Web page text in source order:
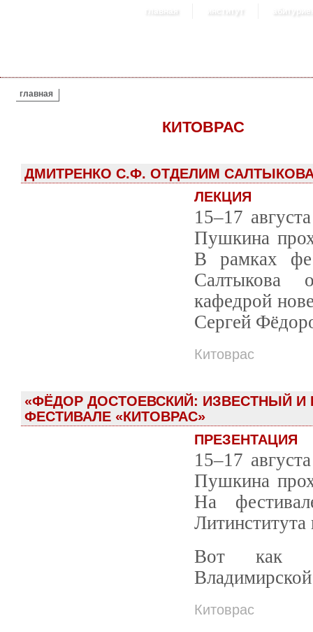
главная институт
ВЫ ЗДЕСЬ
главная
КИТОВРАС
ДМИТРЕНКО С.Ф. ОТДЕЛИМ
ЛЕКЦИЯ
15–17
Пушкина
В рамках
Салтыкова
кафедрой
Сергей
Китоврас
«ФЁДОР ДОСТОЕВСКИЙ: ИЗВЕСТНЫЙ
ФЕСТИВАЛЕ «КИТОВРАС»
ПРЕЗЕНТАЦИЯ
15–17
Пушкина
На
Вот как
Китоврас